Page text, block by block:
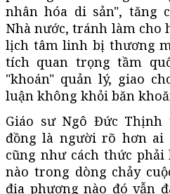
nhân hóa di sản", tăng
Nhà nước, tránh làm cho
lịch tâm linh bị thương
tích quan trọng tầm
"khoán" quản lý, giao
luận không khỏi băn
Giáo sư Ngô Đức Thịnh
đồng là người rõ hơn
cũng như cách thức
nào trong dòng chảy
địa phương nào đó vẫn